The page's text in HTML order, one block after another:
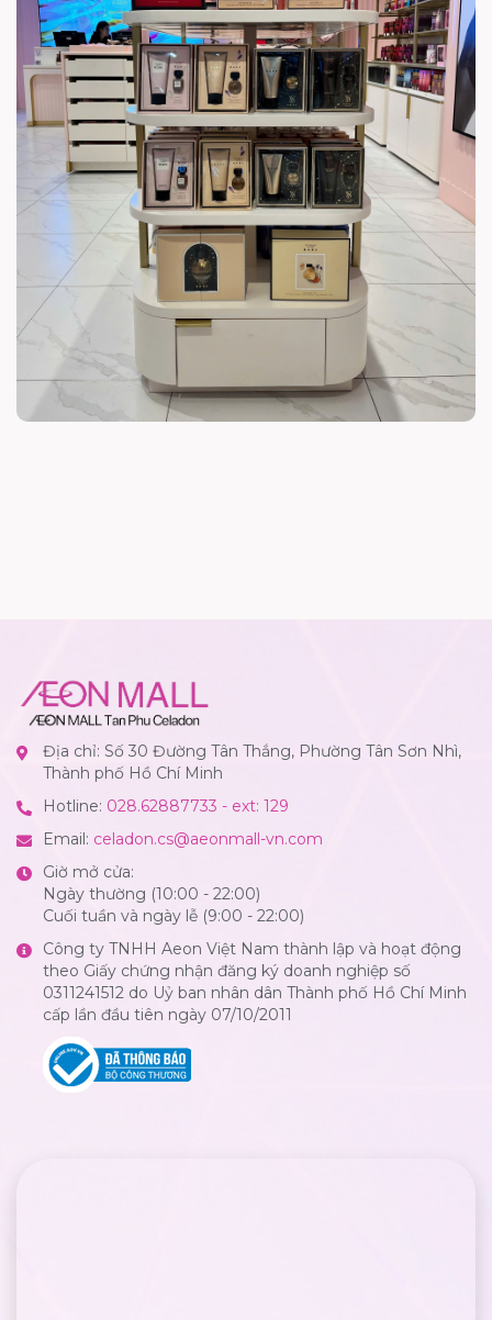
Địa chỉ: Số 30 Đường Tân Thắng, Phường Tân Sơn Nhì,
Thành phố Hồ Chí Minh
Hotline: 028.62887733 - ext: 129
Email: celadon.cs@aeonmall-vn.com
Giờ mở cửa:
Ngày thường (10:00 - 22:00)
Cuối tuần và ngày lễ (9:00 - 22:00)
Công ty TNHH Aeon Việt Nam thành lập và hoạt động
theo Giấy chứng nhận đăng ký doanh nghiệp số
0311241512 do Uỷ ban nhân dân Thành phố Hồ Chí Minh
cấp lần đầu tiên ngày 07/10/2011